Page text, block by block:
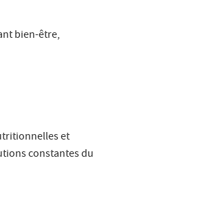
bien-être,
et
constantes du